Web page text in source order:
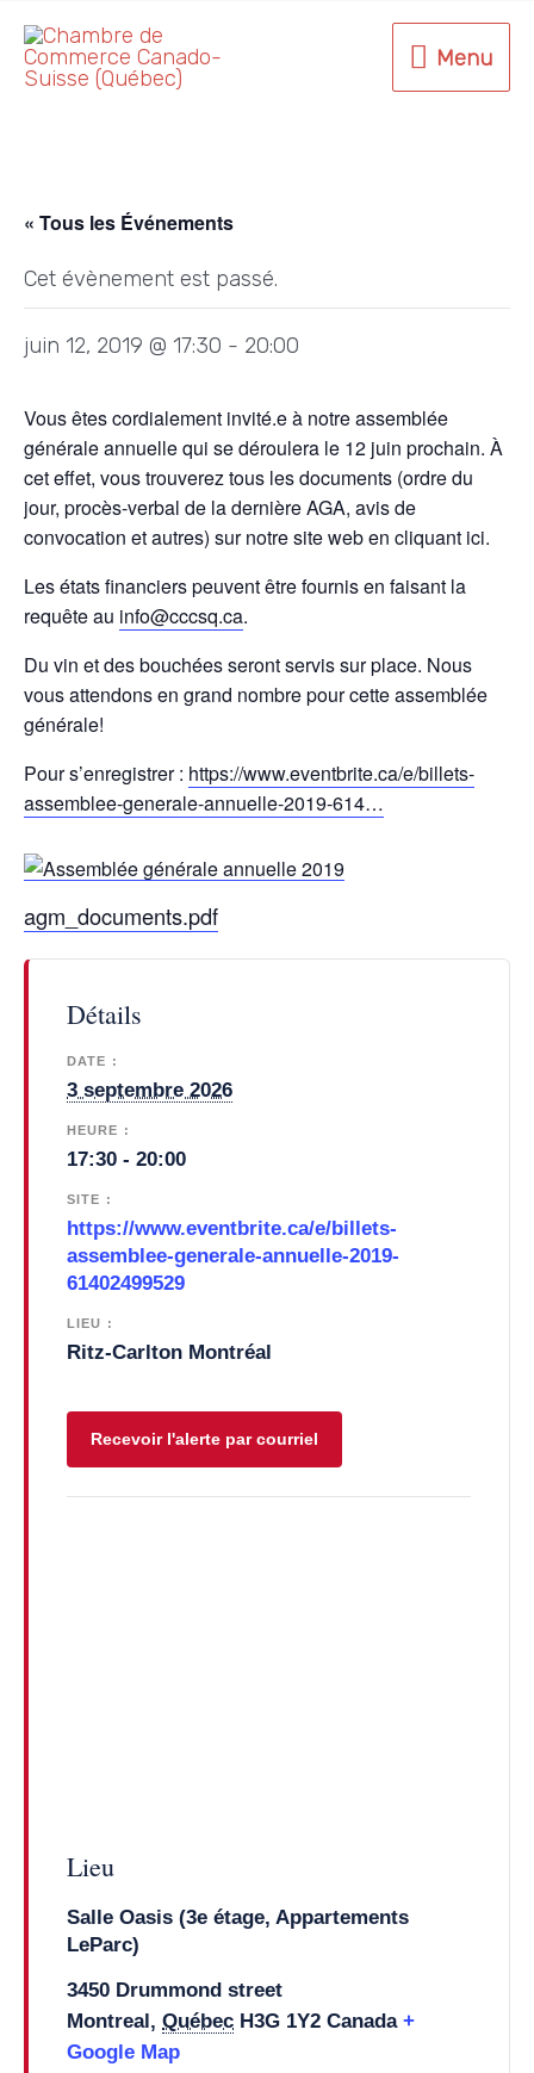
contenu
Menu
Menu
« Tous les Événements
Cet évènement est passé.
juin 12, 2019 @ 17:30 - 20:00
Vous êtes cordialement invité.e à notre assemblée
générale annuelle qui se déroulera le 12 juin prochain. À
cet effet, vous trouverez tous les documents (ordre du
jour, procès-verbal de la dernière AGA, avis de
convocation et autres) sur notre site web en cliquant ici.
Les états financiers peuvent être fournis en faisant la
requête au info@cccsq.ca.
Du vin et des bouchées seront servis sur place. Nous
vous attendons en grand nombre pour cette assemblée
générale!
Pour s’enregistrer : https://www.eventbrite.ca/e/billets-
assemblee-generale-annuelle-2019-614…
agm_documents.pdf
Détails
DATE :
3 septembre 2026
HEURE :
17:30 - 20:00
SITE :
https://www.eventbrite.ca/e/billets-
assemblee-generale-annuelle-2019-
61402499529
LIEU :
Ritz-Carlton Montréal
Recevoir l'alerte par courriel
Lieu
Salle Oasis (3e étage, Appartements
LeParc)
3450 Drummond street
Montreal , Québec H3G 1Y2 Canada +
Google Map